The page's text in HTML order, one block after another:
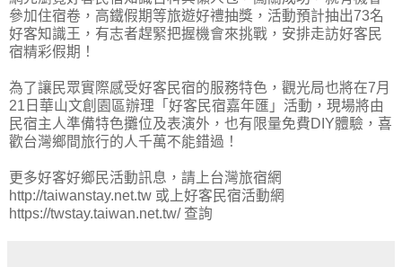
參加住宿卷，高鐵假期等旅遊好禮抽獎，活動預計抽出73名
好客知識王，有志者趕緊把握機會來挑戰，安排走訪好客民
宿精彩假期！
為了讓民眾實際感受好客民宿的服務特色，觀光局也將在7月
21日華山文創園區辦理「好客民宿嘉年匯」活動，現場將由
民宿主人準備特色攤位及表演外，也有限量免費DIY體驗，喜
歡台灣鄉間旅行的人千萬不能錯過！
更多好客好鄉民活動訊息，請上台灣旅宿網
http://taiwanstay.net.tw 或上好客民宿活動網
https://twstay.taiwan.net.tw/ 查詢